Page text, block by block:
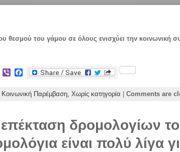
θεσμού του γάμου σε όλους ενισχύει την κοινωνική
V
e
F
e
o
k
Κοινωνική Παρέμβαση, Χωρίς κατηγορία Comments are
δρομολογίων
είναι πολύ λίγα